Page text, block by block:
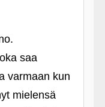
saa
varmaan kun
mielensä